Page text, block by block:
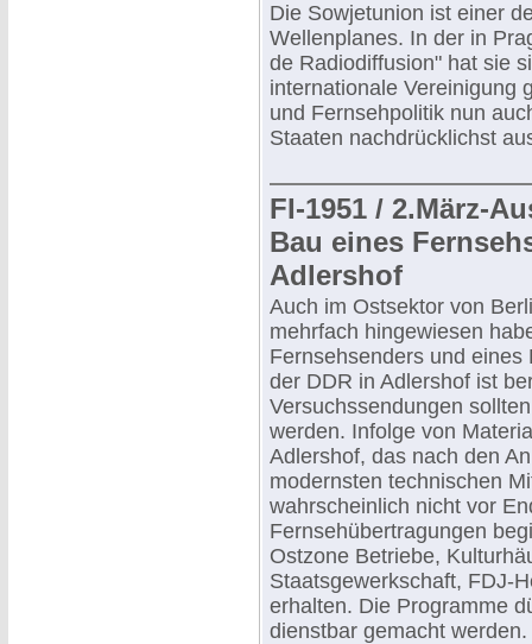
Die Sowjetunion ist einer
Wellenplanes. In der in
de Radiodiffusion" hat sie
internationale Vereinigung
und Fernsehpolitik nun
Staaten nachdrücklichst
FI-1951 / 2.März-
Bau eines
Adlershof
Auch im Ostsektor von
mehrfach hingewiesen
Fernsehsenders und
der DDR in Adlershof ist
Versuchssendungen
werden. Infolge von
Adlershof, das nach den
modernsten technischen
wahrscheinlich nicht vor
Fernsehübertragungen
Ostzone Betriebe,
Staatsgewerkschaft, FDJ-
erhalten. Die Programme
dienstbar gemacht werden.